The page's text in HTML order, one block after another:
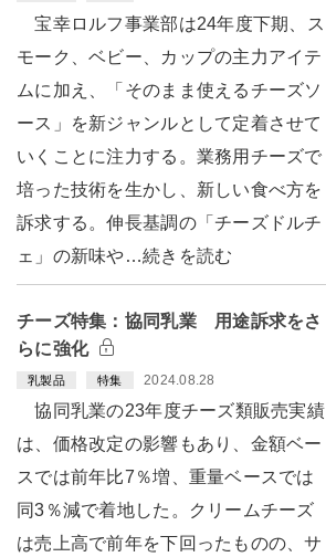
宝幸ロルフ事業部は24年度下期、ス
モーク、ベビー、カップの主力アイテ
ムに加え、「そのまま使えるチーズソ
ース」を新ジャンルとして定着させて
いくことに注力する。業務用チーズで
培った技術を生かし、新しい食べ方を
訴求する。伸長基調の「チーズドルチ
ェ」の新味や…続きを読む
チーズ特集：協同乳業 用途訴求をさ
らに強化
乳製品 特集 2024.08.28
協同乳業の23年度チーズ類販売実績
は、価格改定の影響もあり、金額ベー
スでは前年比7％増、重量ベースでは
同3％減で着地した。クリームチーズ
は売上高で前年を下回ったものの、サ